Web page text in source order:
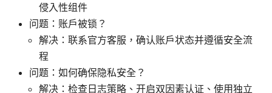
侵入性组件
问题：账户被锁？
解决：联系官方客服，确认账户状态并遵循安全流
程
问题：如何确保隐私安全？
解决：检查日志策略、开启双因素认证、使用独立